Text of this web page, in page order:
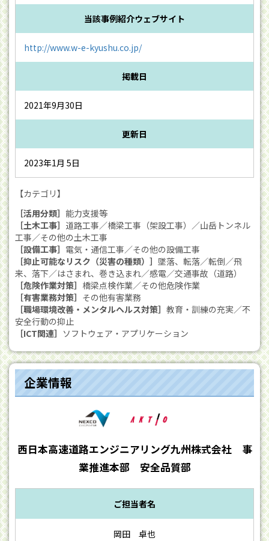
当該事例紹介ウェブサイト
http://www.w-e-kyushu.co.jp/
掲載日
2021年9月30日
更新日
2023年1月 5日
【カテゴリ】
［活用分類］ 能力支援等
［土木工事］ 道路工事／橋梁工事（架設工事）／山岳トンネル
工事／その他の土木工事
［設備工事］ 電気・通信工事／その他の設備工事
［抑止可能なリスク（災害の種類）］ 墜落、転落／転倒／飛
来、落下／はさまれ、巻き込まれ／感電／交通事故（道路）
［危険作業対策］ 橋梁点検作業／その他危険作業
［有害業務対策］ その他有害業務
［職場環境改善・メンタルヘルス対策］ 教育・訓練の充実／不
安全行動の抑止
［ICT関連］ ソフトウェア・アプリケーション
企業情報
西日本高速道路エンジニアリング九州株式会社 事
業推進本部 安全品質部
ご担当者名
岡田 卓也